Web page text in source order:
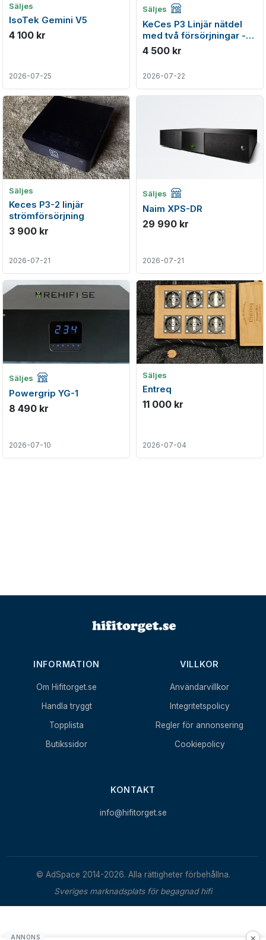
Säljes
IsoTek Gemini V5
4 100 kr
2026-07-25
Säljes Företagsannons
KeCes P3 Linjär nätdel
med två försörjningar -
Beg
4 500 kr
2026-07-22
Säljes
Keces P3-2 linjär
strömförsörjning
3 900 kr
2026-07-21
Säljes Företagsannons
Naim XPS-DR
29 990 kr
2026-07-21
Säljes Företagsannons
Powergrip YG-1
8 490 kr
2026-07-10
Säljes
Entreq
11 000 kr
2026-07-04
INFORMATION
Om Hifitorget.se
Handla tryggt
Topplista
Butikssidor
VILLKOR
Användarvillkor
Integritetspolicy
Regler för annonsering
Cookiepolicy
KONTAKT
info@hifitorget.se
© AdSpace 2014-2026. Alla rättigheter förbehållna.
Sveriges marknadsplats för begagnad hifi
×